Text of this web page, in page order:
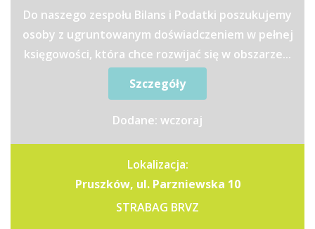
Do naszego zespołu Bilans i Podatki poszukujemy
osoby z ugruntowanym doświadczeniem w pełnej
księgowości, która chce rozwijać się w obszarze...
Szczegóły
Dodane: wczoraj
Lokalizacja:
Pruszków, ul. Parzniewska 10
STRABAG BRVZ